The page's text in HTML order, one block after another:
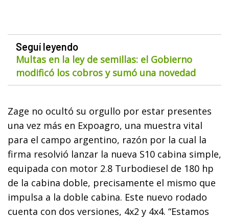
Seguí leyendo
Multas en la ley de semillas: el Gobierno
modificó los cobros y sumó una novedad
Zage no ocultó su orgullo por estar presentes
una vez más en Expoagro, una muestra vital
para el campo argentino, razón por la cual la
firma resolvió lanzar la nueva S10 cabina simple,
equipada con motor 2.8 Turbodiesel de 180 hp
de la cabina doble, precisamente el mismo que
impulsa a la doble cabina. Este nuevo rodado
cuenta con dos versiones, 4x2 y 4x4. “Estamos